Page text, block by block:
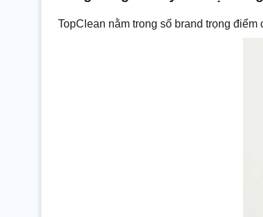
TopClean nằm trong số brand trọng